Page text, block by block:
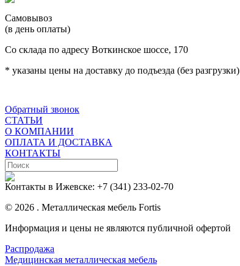
Самовывоз
(в день оплаты)
Со склада по адресу Воткинское шоссе, 170
* указаны цены на доставку до подъезда (без разгрузки)
Обратный звонок
СТАТЬИ
О КОМПАНИИ
ОПЛАТА И ДОСТАВКА
КОНТАКТЫ
Контакты в Ижевске: +7 (341) 233-02-70
© 2026 . Металлическая мебель Fortis
Информация и цены не являются публичной офертой
Распродажа
Медицинская металлическая мебель